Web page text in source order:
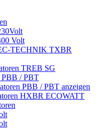
Volt
TECHNIK TXBR
TREB SG
PBB / PBT
PBB / PBT anzeigen
HXBR ECOWATT